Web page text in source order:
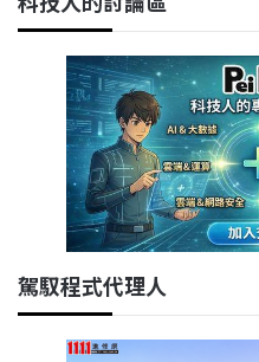
駕馭程式代理人